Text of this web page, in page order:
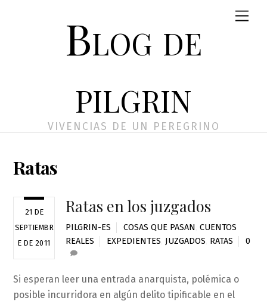
Blog de
pilgrin
VIVENCIAS DE UN PEREGRINO
Ratas
21 DE
SEPTIEMBR
E DE 2011
Ratas en los juzgados
PILGRIN-ES COSAS QUE PASAN ,CUENTOS
REALES
EXPEDIENTES JUZGADOS RATAS 0
Si esperan leer una entrada anarquista, polémica o
posible incurridora en algún delito tipificable en el